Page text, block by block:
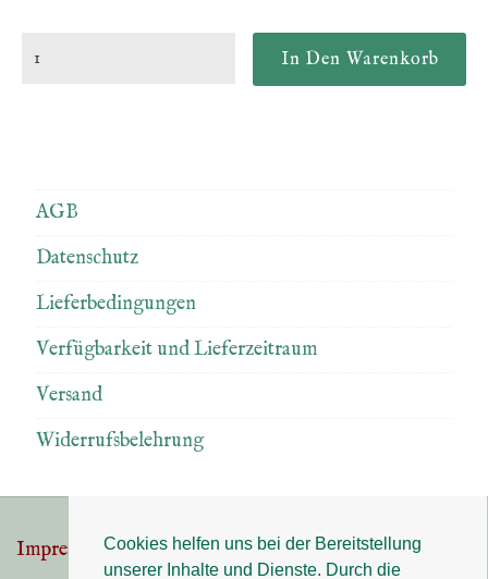
Cookies helfen uns bei der Bereitstellung
unserer Inhalte und Dienste. Durch die
AGB
Datenschutz
Lieferbedingungen
Verfügbarkeit und Lieferzeitraum
Versand
Widerrufsbelehrung
Footer-
Impressum Datenschutz